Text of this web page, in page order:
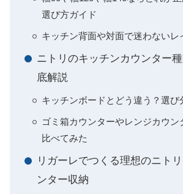
選び方ガイド
キッチン背面や対面で迷わないレ
ニトリのキッチンカウンター
底解説
キッチンボードとどう違う？選び
ゴミ箱カウンターやレンジカウン
比べてみた
リガーレでつくる理想のニト
ンター収納